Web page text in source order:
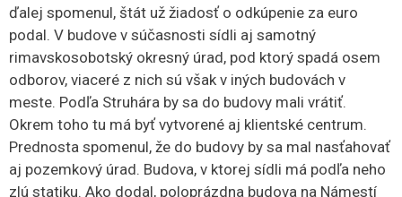
ďalej spomenul, štát už žiadosť o odkúpenie za euro
podal. V budove v súčasnosti sídli aj samotný
rimavskosobotský okresný úrad, pod ktorý spadá osem
odborov, viaceré z nich sú však v iných budovách v
meste. Podľa Struhára by sa do budovy mali vrátiť.
Okrem toho tu má byť vytvorené aj klientské centrum.
Prednosta spomenul, že do budovy by sa mal nasťahovať
aj pozemkový úrad. Budova, v ktorej sídli má podľa neho
zlú statiku. Ako dodal, poloprázdna budova na Námestí